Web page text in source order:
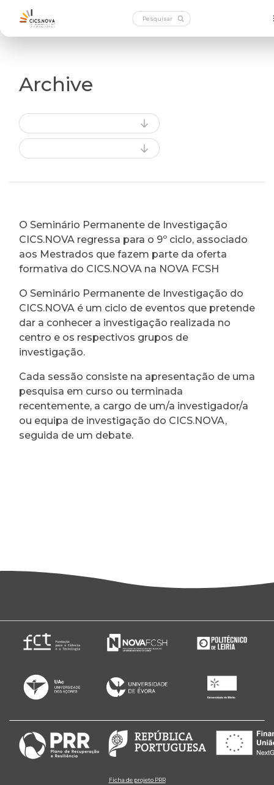
Archive
O Seminário Permanente de Investigação
CICS.NOVA regressa para o 9º ciclo, associado
aos Mestrados que fazem parte da oferta
formativa do CICS.NOVA na NOVA FCSH
O Seminário Permanente de Investigação do
CICS.NOVA é um ciclo de eventos que pretende
dar a conhecer a investigação realizada no
centro e os respectivos grupos de
investigação.
Cada sessão consiste na apresentação de uma
pesquisa em curso ou terminada
recentemente, a cargo de um/a investigador/a
ou equipa de investigação do CICS.NOVA,
seguida de um debate.
Ficha de projeto PRR